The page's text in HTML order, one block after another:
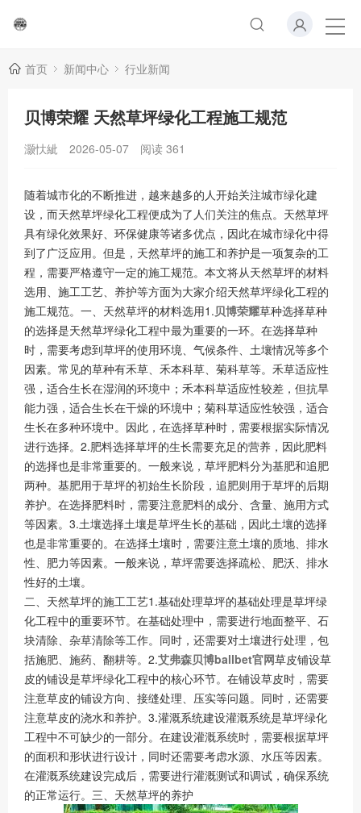
首页 新闻中心 行业新闻
贝博荣耀 天然草坪绿化工程施工规范
灏忕紪 2026-05-07 阅读 361
随着城市化的不断推进，越来越多的人开始关注城市绿化建
设，而天然草坪绿化工程便成为了人们关注的焦点。天然草坪
具有绿化效果好、环保健康等诸多优点，因此在城市绿化中得
到了广泛应用。但是，天然草坪的施工和养护是一项复杂的工
程，需要严格遵守一定的施工规范。本文将从天然草坪的材料
选用、施工工艺、养护等方面为大家介绍天然草坪绿化工程的
施工规范。一、天然草坪的材料选用1.贝博荣耀草种选择草种
的选择是天然草坪绿化工程中最为重要的一环。在选择草种
时，需要考虑到草坪的使用环境、气候条件、土壤情况等多个
因素。常见的草种有禾草、禾本科草、菊科草等。禾草适应性
强，适合生长在湿润的环境中；禾本科草适应性较差，但抗旱
能力强，适合生长在干燥的环境中；菊科草适应性较强，适合
生长在多种环境中。因此，在选择草种时，需要根据实际情况
进行选择。2.肥料选择草坪的生长需要充足的营养，因此肥料
的选择也是非常重要的。一般来说，草坪肥料分为基肥和追肥
两种。基肥用于草坪的初始生长阶段，追肥则用于草坪的后期
养护。在选择肥料时，需要注意肥料的成分、含量、施用方式
等因素。3.土壤选择土壤是草坪生长的基础，因此土壤的选择
也是非常重要的。在选择土壤时，需要注意土壤的质地、排水
性、肥力等因素。一般来说，草坪需要选择疏松、肥沃、排水
性好的土壤。
二、天然草坪的施工工艺1.基础处理草坪的基础处理是草坪绿
化工程中的重要环节。在基础处理中，需要进行地面整平、石
块清除、杂草清除等工作。同时，还需要对土壤进行处理，包
括施肥、施药、翻耕等。2.艾弗森贝博ballbet官网草皮铺设草
皮的铺设是草坪绿化工程中的核心环节。在铺设草皮时，需要
注意草皮的铺设方向、接缝处理、压实等问题。同时，还需要
注意草皮的浇水和养护。3.灌溉系统建设灌溉系统是草坪绿化
工程中不可缺少的一部分。在建设灌溉系统时，需要根据草坪
的面积和形状进行设计，同时还需要考虑水源、水压等因素。
在灌溉系统建设完成后，需要进行灌溉测试和调试，确保系统
的正常运行。三、天然草坪的养护